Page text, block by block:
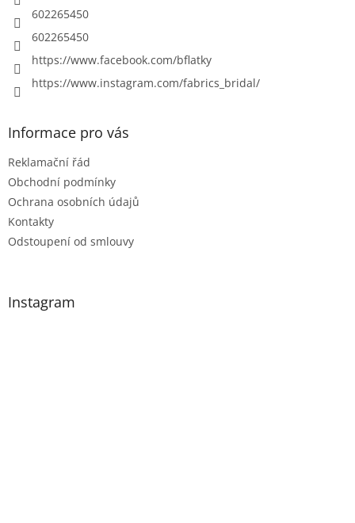
602265450
602265450
https://www.facebook.com/bflatky
https://www.instagram.com/fabrics_bridal/
Informace pro vás
Reklamační řád
Obchodní podmínky
Ochrana osobních údajů
Kontakty
Odstoupení od smlouvy
Instagram